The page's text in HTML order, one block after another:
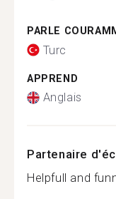
PARLE
Turc
APPREND
Anglais
Partenaire
Helpfull and